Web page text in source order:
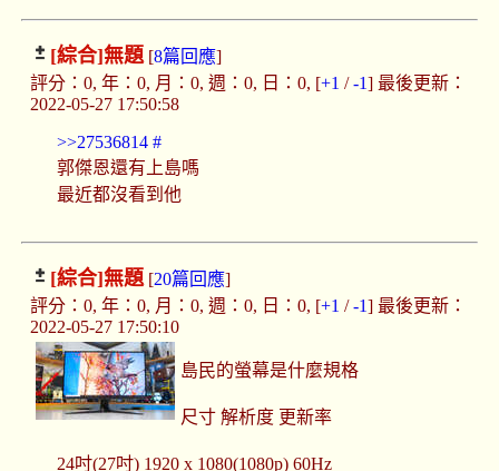
[綜合]無題[8篇回應]
評分：0, 年：0, 月：0, 週：0, 日：0, [+1 /-1] 最後更新：
2022-05-27 17:50:58
>>27536814#
郭傑恩還有上島嗎
最近都沒看到他
[綜合]無題[20篇回應]
評分：0, 年：0, 月：0, 週：0, 日：0, [+1 /-1] 最後更新：
2022-05-27 17:50:10
島民的螢幕是什麼規格
尺寸 解析度 更新率
24吋(27吋) 1920 x 1080(1080p) 60Hz